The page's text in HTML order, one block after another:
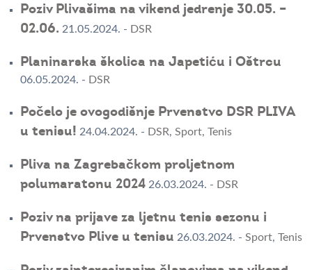
Poziv Plivašima na vikend jedrenje 30.05. –
02.06. 21.05.2024. - DSR
Planinarska školica na Japetiću i Oštrcu
06.05.2024. - DSR
Počelo je ovogodišnje Prvenstvo DSR PLIVA
u tenisu! 24.04.2024. - DSR, Sport, Tenis
Pliva na Zagrebačkom proljetnom
polumaratonu 2024 26.03.2024. - DSR
Poziv na prijave za ljetnu tenis sezonu i
Prvenstvo Plive u tenisu 26.03.2024. - Sport, Tenis